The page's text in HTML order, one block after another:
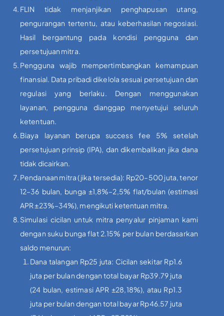
FLIN tidak menjanjikan penghapusan utang,
pengurangan tertentu, atau keberhasilan negosiasi.
Hasil bergantung pada kondisi pengguna dan
persetujuan mitra.
Pengguna wajib mempertimbangkan kemampuan
finansial. Data pribadi dikelola sesuai persetujuan dan
regulasi yang berlaku. Dengan menggunakan
layanan, pengguna dianggap menyetujui seluruh
ketentuan.
Biaya layanan berupa success fee 5% setelah
persetujuan prinsip (IPA), dan dikembalikan jika dana
tidak dicairkan.
Pendanaan mitra (jika tersedia): Rp20–500 juta, tenor
12–36 bulan, bunga ±1,8%–2,5% flat/bulan (estimasi
APR ±23%–34%), mengikuti ketentuan mitra.
Simulasi cicilan untuk mitra penyalur pinjaman kami
dengan suku bunga flat 2.15% per bulan berdasarkan
saldo menurun:
Dana talangan Rp25 juta: Cicilan sekitar Rp1.6
juta per bulan dengan total bayar Rp39.79 juta
(24 bulan, estimasi APR ±28,18%), atau Rp1.3
juta per bulan dengan total bayar Rp46.57 juta